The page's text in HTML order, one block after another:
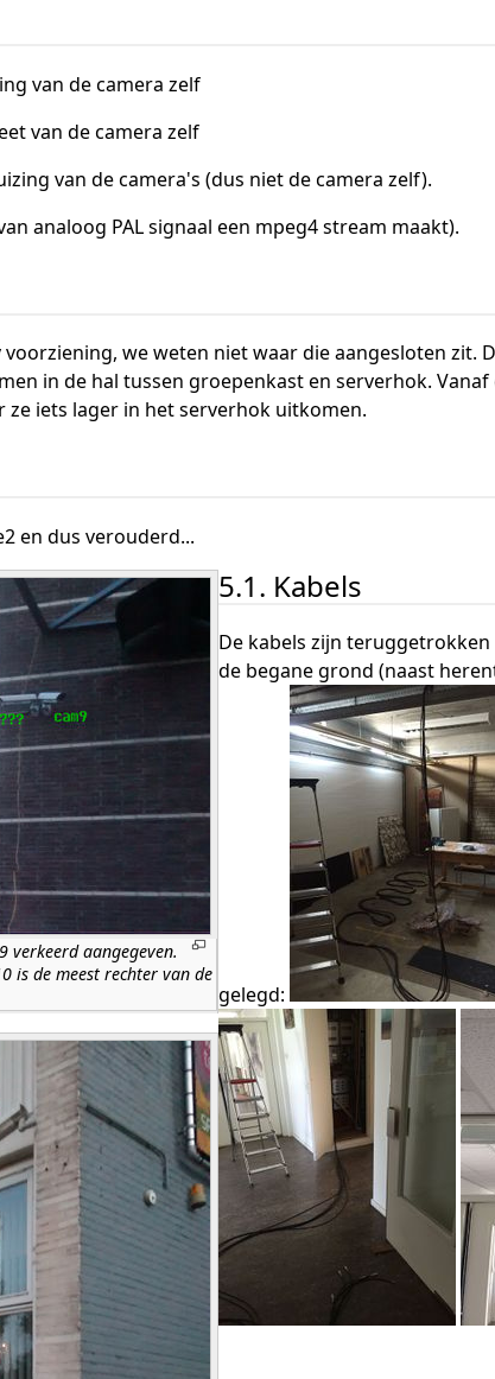
van de camera zelf
van de camera zelf
van de camera's (dus niet de camera zelf).
analoog PAL signaal een mpeg4 stream maakt).
voorziening, we weten niet waar die aangesloten zit.
in de hal tussen groepenkast en serverhok.
iets lager in het serverhok uitkomen.
en dus verouderd...
verkeerd aangegeven.
is de meest rechter van de
5.1. Kabels
De kabels zijn
de begane grond (naast
gelegd: